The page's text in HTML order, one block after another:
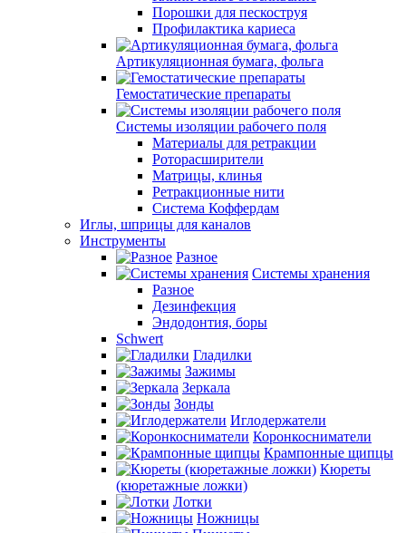
Порошки для пескоструя
Профилактика кариеса
Артикуляционная бумага, фольга
Гемостатические препараты
Системы изоляции рабочего поля
Материалы для ретракции
Роторасширители
Матрицы, клинья
Ретракционные нити
Система Коффердам
Иглы, шприцы для каналов
Инструменты
Разное
Системы хранения
Разное
Дезинфекция
Эндодонтия, боры
Schwert
Гладилки
Зажимы
Зеркала
Зонды
Иглодержатели
Коронкосниматели
Крампонные щипцы
Кюреты
(кюретажные ложки)
Лотки
Ножницы